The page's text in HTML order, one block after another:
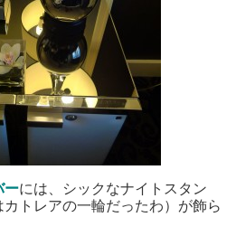
ーには、シックなナイトスタン
カトレアの一輪だったわ）が飾ら